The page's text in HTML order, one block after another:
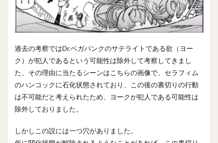
過去の考察ではDr.ベガパンクのサテライトである欲（ヨー
ク）が犯人であるという可能性は除外して考察してきまし
た、その理由に当たるシーンはこちらの画像で、セラフィム
のハンコックに石化状態されており、この後の裏切りの行動
は不可能だと考えられたため、ヨークが犯人である可能性は
除外しておりました。
しかしこの説には一つ穴がありました。